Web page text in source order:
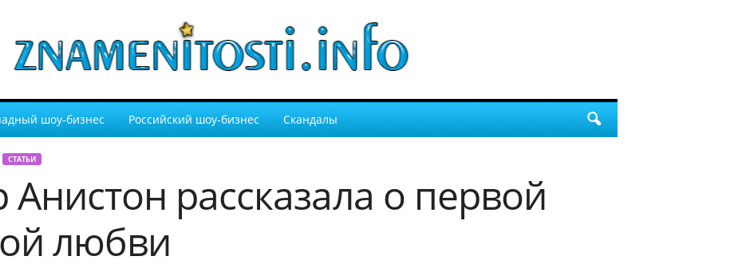
шоу-бизнес Российский шоу-бизнес Скандалы
СТАТЬИ
рассказала о первой
любви